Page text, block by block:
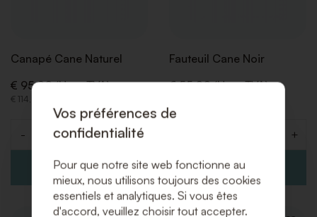
Canapé Cane Naturel
€ 95,00 (Hors TVA)
€ 114,95 (Incl. TVA)
Quantité
- +
Fauteuil Cane Noir
€ 55,00 (Hors TVA)
+
Vos préférences de
confidentialité
Pour que notre site web fonctionne au
mieux, nous utilisons toujours des cookies
essentiels et analytiques. Si vous êtes
d'accord, veuillez choisir tout accepter.